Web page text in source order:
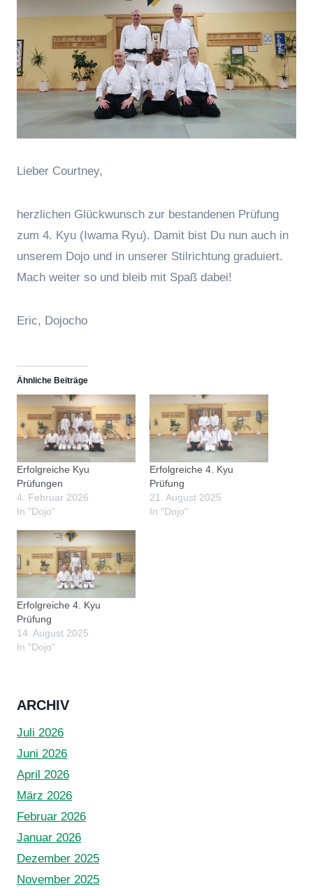
Lieber Courtney,
herzlichen Glückwunsch zur bestandenen Prüfung
zum 4. Kyu (Iwama Ryu). Damit bist Du nun auch in
unserem Dojo und in unserer Stilrichtung graduiert.
Mach weiter so und bleib mit Spaß dabei!
Eric, Dojocho
Ähnliche Beiträge
Erfolgreiche Kyu
Prüfungen
4. Februar 2026
In "Dojo"
Erfolgreiche 4. Kyu
Prüfung
21. August 2025
In "Dojo"
Erfolgreiche 4. Kyu
Prüfung
14. August 2025
In "Dojo"
ARCHIV
Juli 2026
Juni 2026
April 2026
März 2026
Februar 2026
Januar 2026
Dezember 2025
November 2025